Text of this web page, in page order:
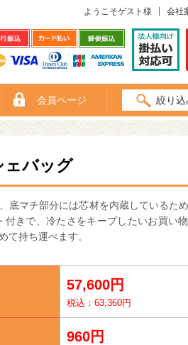
ようこそゲスト様 会社
会員ページ 絞り
ェバッグ
底マチ部分には芯材を内蔵しているた
きで、冷たさをキープしたいお買い
て持ち運べます。
57,600円
税込：63,360円
960円